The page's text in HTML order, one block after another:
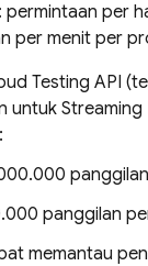
permintaan per
per menit per
Testing API
untuk
panggilan
memantau